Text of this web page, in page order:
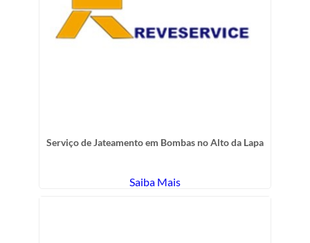
Serviço de Jateamento em Bombas no Alto da Lapa
Saiba Mais